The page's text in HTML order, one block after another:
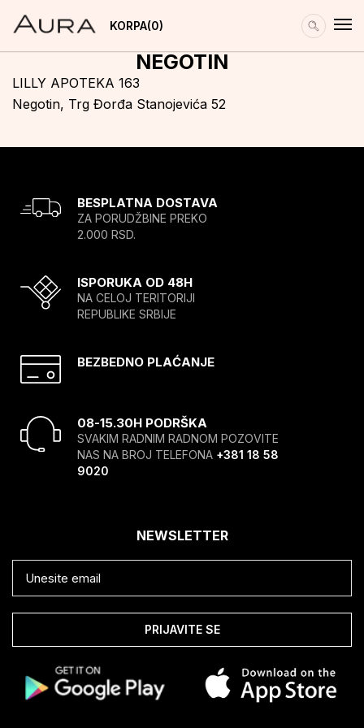
KORPA 0
NEGOTIN
LILLY APOTEKA 163
Negotin, Trg Đorđa Stanojevića 52
BESPLATNA DOSTAVA
ZA PORUDŽBINE PREKO
2.000 RSD.
ISPORUKA OD 48H
NA CELOJ TERITORIJI
REPUBLIKE SRBIJE
BEZBEDNO PLAĆANJE
08-15.30H PODRŠKA
SVAKIM RADNIM RADNOM POZOVITE
NAS NA BROJ TELEFONA +381 18 58
9020
NEWSLETTER
PRIJAVITE SE